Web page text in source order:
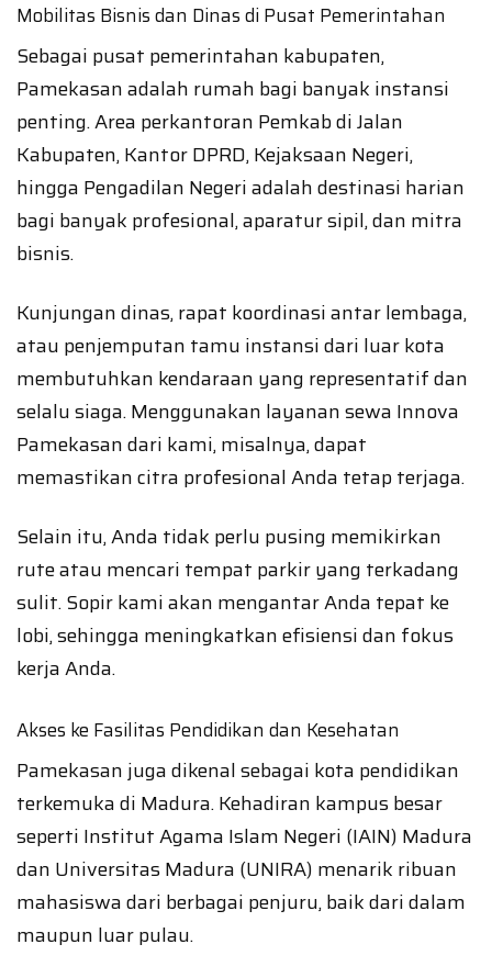
Mobilitas Bisnis dan Dinas di Pusat Pemerintahan
Sebagai pusat pemerintahan kabupaten,
Pamekasan adalah rumah bagi banyak instansi
penting. Area perkantoran Pemkab di Jalan
Kabupaten, Kantor DPRD, Kejaksaan Negeri,
hingga Pengadilan Negeri adalah destinasi harian
bagi banyak profesional, aparatur sipil, dan mitra
bisnis.
Kunjungan dinas, rapat koordinasi antar lembaga,
atau penjemputan tamu instansi dari luar kota
membutuhkan kendaraan yang representatif dan
selalu siaga. Menggunakan layanan sewa Innova
Pamekasan dari kami, misalnya, dapat
memastikan citra profesional Anda tetap terjaga.
Selain itu, Anda tidak perlu pusing memikirkan
rute atau mencari tempat parkir yang terkadang
sulit. Sopir kami akan mengantar Anda tepat ke
lobi, sehingga meningkatkan efisiensi dan fokus
kerja Anda.
Akses ke Fasilitas Pendidikan dan Kesehatan
Pamekasan juga dikenal sebagai kota pendidikan
terkemuka di Madura. Kehadiran kampus besar
seperti Institut Agama Islam Negeri (IAIN) Madura
dan Universitas Madura (UNIRA) menarik ribuan
mahasiswa dari berbagai penjuru, baik dari dalam
maupun luar pulau.